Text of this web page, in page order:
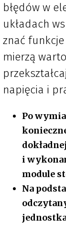
błędów w
układach
znać
mierzą
napięcia i
Po
i
module
Na